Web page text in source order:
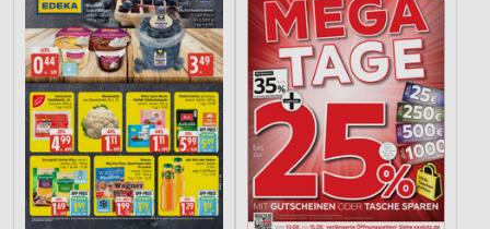
Verwendung von Profilen zur Auswahl
personalisierter Werbung
Erstellung von Profilen zur Personalisierung
von Inhalten
Verwendung von Profilen zur Auswahl
personalisierter Inhalte
Messung der Werbeleistung